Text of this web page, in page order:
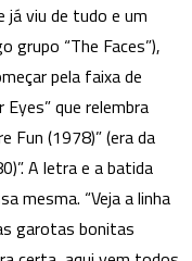
já viu de tudo e um
grupo “The Faces”),
pela faixa de
Eyes” que relembra
Fun (1978)” (era da
A letra e a batida
mesma. “Veja a linha
garotas bonitas